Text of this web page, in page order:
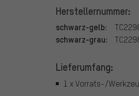
Herstellernummer:
schwarz-gelb:
schwarz-grau:
Lieferumfang:
1 x Vorrats-/